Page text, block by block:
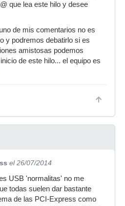
que lea este hilo y desee
de mis comentarios no es
y podremos debatirlo si es
amistosas podemos
de este hilo... el equipo es
el 26/07/2014
USB 'normalitas' no me
todas suelen dar bastante
de las PCI-Express como